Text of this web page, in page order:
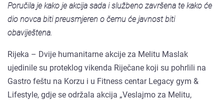
Poručila je kako je akcija sada i službeno završena te kako će
dio novca biti preusmjeren o čemu će javnost biti
obaviještena.
Rijeka – Dvije humanitarne akcije za Melitu Maslak
ujedinile su proteklog vikenda Riječane koji su pohrlili na
Gastro feštu na Korzu i u Fitness centar Legacy gym &
Lifestyle, gdje se održala akcija „Veslajmo za Melitu,